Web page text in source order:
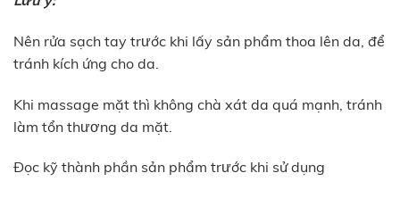
Nên rửa sạch tay trước khi lấy sản phẩm thoa lên da, để
tránh kích ứng cho da.
Khi massage mặt thì không chà xát da quá mạnh, tránh
làm tổn thương da mặt.
Đọc kỹ thành phần sản phẩm trước khi sử dụng